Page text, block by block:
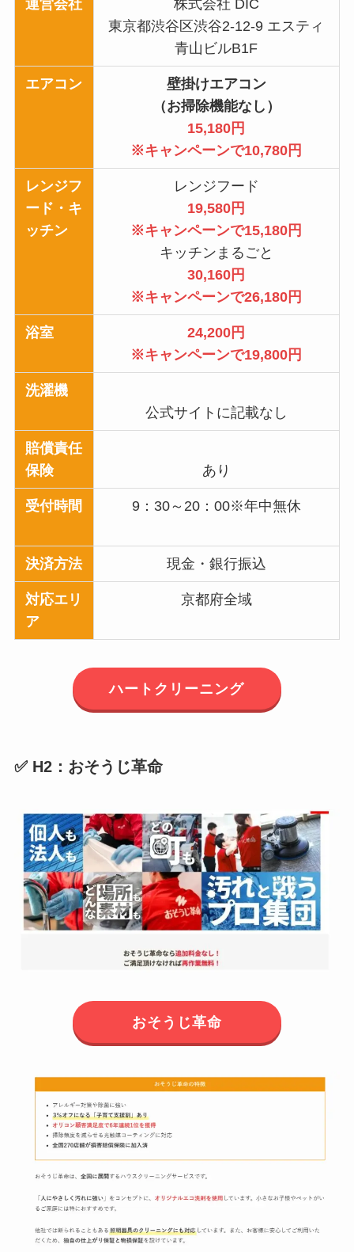
運営会社
株式会社 DIC
東京都渋谷区渋谷2-12-9 エスティ
青山ビルB1F
エアコン
壁掛けエアコン
（お掃除機能なし）
15,180円
※キャンペーンで10,780円
レンジフ
ード・キ
ッチン
レンジフード
19,580円
※キャンペーンで15,180円
キッチンまるごと
30,160円
※キャンペーンで26,180円
浴室
24,200円
※キャンペーンで19,800円
洗濯機
公式サイトに記載なし
賠償責任
保険
あり
受付時間 9：30～20：00※年中無休
決済方法 現金・銀行振込
対応エリ
ア
京都府全域
ハートクリーニング
✅ H2：おそうじ革命
おそうじ革命